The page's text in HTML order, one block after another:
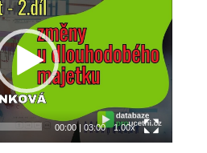
00:00|03:00 1.00x